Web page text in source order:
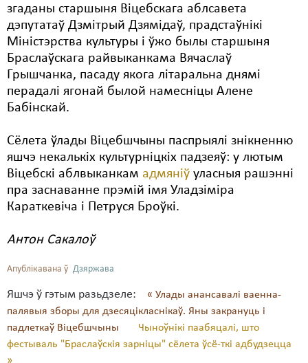
згаданы старшыня Віцебскага аблсавета
дэпутатаў Дзмітрый Дзямідаў, прадстаўнікі
Міністэрства культуры і ўжо былы старшыня
Браслаўскага райвыканкама Вячаслаў
Грышчанка, пасаду якога літаральна днямі
перадалі ягонай былой намесніцы Алене
Бабінскай.
Сёлета ўлады Віцебшчыны паспрыялі знікненню
яшчэ некалькіх культурніцкіх падзеяў: у лютым
Віцебскі аблвыканкам адмяніў уласныя рашэнні
пра заснаванне прэмій імя Уладзіміра
Караткевіча і Петруся Броўкі.
Антон Сакалоў
Апублікавана ў Дзяржава
Яшчэ ў гэтым разьдзеле:
« Улады анансавалі ваенна-
палявыя зборы для дзесяцікласнікаў. Яны закрануць і
падлеткаў Віцебшчыны
Чыноўнікі паабяцалі, што
фестываль "Браслаўскія зарніцы" сёлета ўсё-ткі адбудзецца